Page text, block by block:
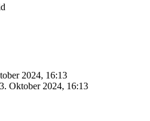
2024, 16:13
Oktober 2024, 16:13